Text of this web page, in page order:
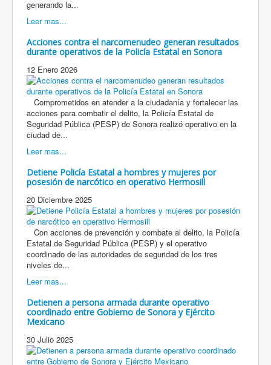
generando la...
Leer mas...
Acciones contra el narcomenudeo generan resultados
durante operativos de la Policía Estatal en Sonora
12 Enero 2026
Comprometidos en atender a la ciudadanía y fortalecer las
acciones para combatir el delito, la Policía Estatal de
Seguridad Pública (PESP) de Sonora realizó operativo en la
ciudad de...
Leer mas...
Detiene Policía Estatal a hombres y mujeres por
posesión de narcótico en operativo Hermosill
20 Diciembre 2025
Con acciones de prevención y combate al delito, la Policía
Estatal de Seguridad Pública (PESP) y el operativo
coordinado de las autoridades de seguridad de los tres
niveles de...
Leer mas...
Detienen a persona armada durante operativo
coordinado entre Gobierno de Sonora y Ejército
Mexicano
30 Julio 2025